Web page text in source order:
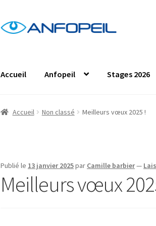
Aller
Aller
Accueil Anfopeil Stages 2026
Accueil Actus Centres de formation
Protection des données personnelles
Accueil Non classé Meilleurs vœux 2025 !
Publié le 13 janvier 2025par Camille barbier—
Meilleurs vœux